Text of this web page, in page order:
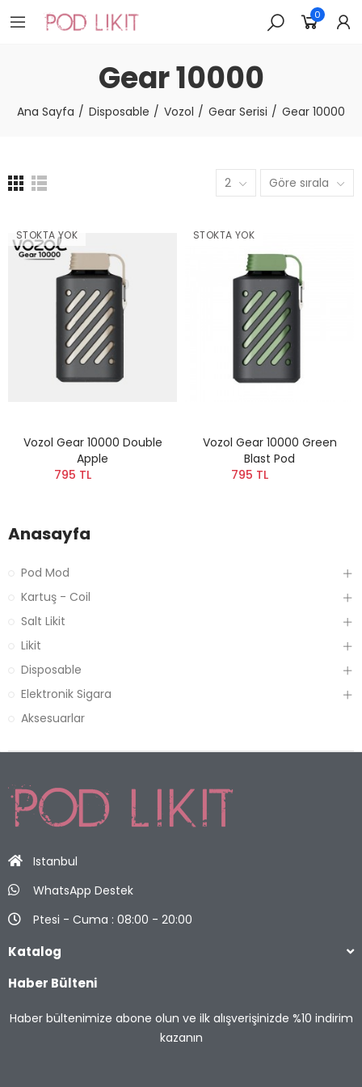
0
Gear 10000
Ana Sayfa Disposable Vozol Gear Serisi Gear 10000
2 Göre sırala
STOKTA YOK
Vozol Gear 10000 Double
Apple
795 TL
STOKTA YOK
Vozol Gear 10000 Green
Blast Pod
795 TL
Anasayfa
Pod Mod
Kartuş - Coil
Salt Likit
Likit
Disposable
Elektronik Sigara
Aksesuarlar
Istanbul
WhatsApp Destek
Ptesi - Cuma : 08:00 - 20:00
Katalog
Haber Bülteni
Haber bültenimize abone olun ve ilk alışverişinizde %10 indirim
kazanın